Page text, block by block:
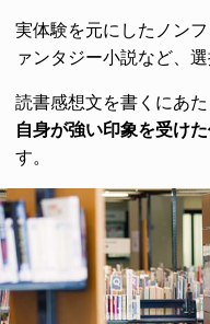
実体験を元にしたノン
ァンタジー小説など、
読書感想文を書くにあた
自身が強い印象を受け
す。